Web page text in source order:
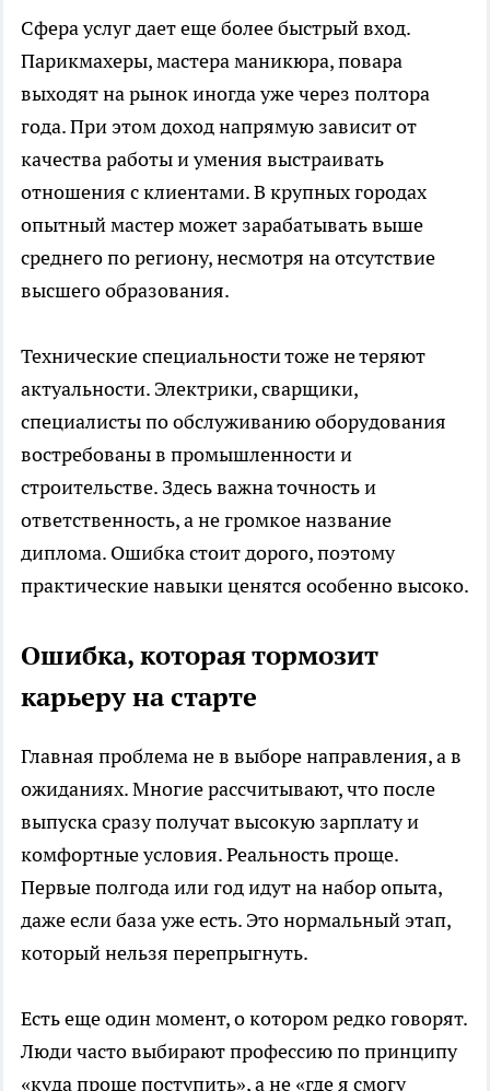
Сфера услуг дает еще более быстрый вход.
Парикмахеры, мастера маникюра, повара
выходят на рынок иногда уже через полтора
года. При этом доход напрямую зависит от
качества работы и умения выстраивать
отношения с клиентами. В крупных городах
опытный мастер может зарабатывать выше
среднего по региону, несмотря на отсутствие
высшего образования.
Технические специальности тоже не теряют
актуальности. Электрики, сварщики,
специалисты по обслуживанию оборудования
востребованы в промышленности и
строительстве. Здесь важна точность и
ответственность, а не громкое название
диплома. Ошибка стоит дорого, поэтому
практические навыки ценятся особенно высоко.
Ошибка, которая тормозит
карьеру на старте
Главная проблема не в выборе направления, а в
ожиданиях. Многие рассчитывают, что после
выпуска сразу получат высокую зарплату и
комфортные условия. Реальность проще.
Первые полгода или год идут на набор опыта,
даже если база уже есть. Это нормальный этап,
который нельзя перепрыгнуть.
Есть еще один момент, о котором редко говорят.
Люди часто выбирают профессию по принципу
«куда проще поступить», а не «где я смогу